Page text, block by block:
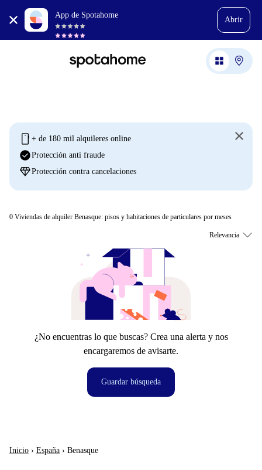
App de Spotahome
Abrir
mobile + de 180 mil alquileres online
check_circleProtección anti fraude
diamondProtección contra cancelaciones
0 Viviendas de alquiler Benasque: pisos y habitaciones de particulares por meses
¿No encuentras lo que buscas? Crea una alerta y nos
encargaremos de avisarte.
Guardar búsqueda
Inicio › España › Benasque